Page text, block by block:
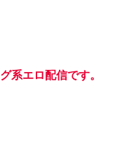
系エロ配信です。